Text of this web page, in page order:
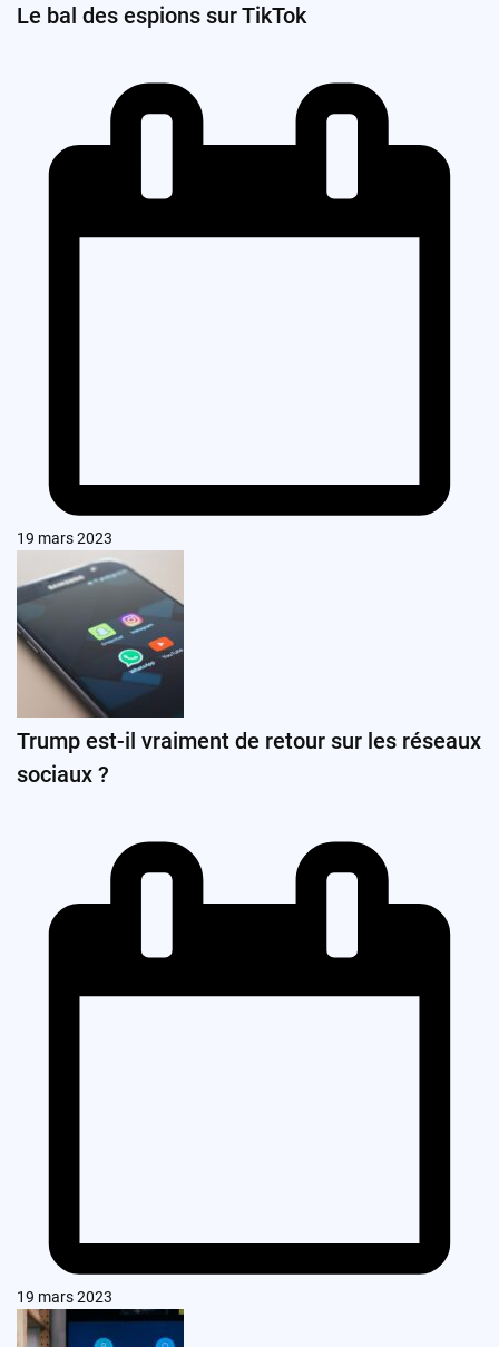
Le bal des espions sur TikTok
19 mars 2023
Trump est-il vraiment de retour sur les réseaux
sociaux ?
19 mars 2023